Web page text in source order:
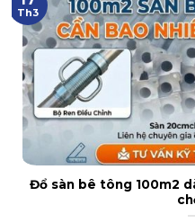
Đổ sàn bê tông 100m2
Th3